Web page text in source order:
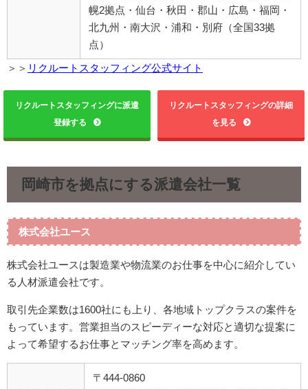
幌2拠点・仙台・秋田・郡山・広島・福岡・
北九州・南大沢・浦和・別府（全国33拠
点）
＞＞ リクルートスタッフィング公式サイト
リクルートスタッフィングに派遣
登録する
リクルートスタッフィングの詳細
を見る
岡崎市を拠点にする派遣会社一覧
株式会社ユース
株式会社ユースは製造業や物流業のお仕事を中心に紹介してい
る人材派遣会社です。
取引先企業数は1600社にも上り、各地域トップクラスの案件を
もっています。営業担当のスピーディーな対応と適切な提案に
よって希望するお仕事とマッチング率を高めます。
〒444-0860